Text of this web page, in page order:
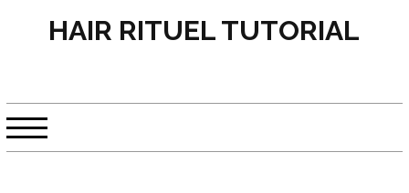
HAIR RITUEL TUTORIAL